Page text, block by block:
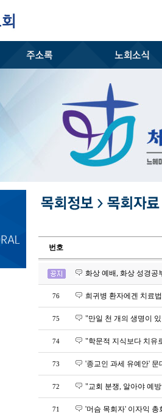
번호
화상 예배, 화상 성경공
76 희귀병 환자에겐 치료
75 "만일 천 개의 생명이 있
74 "학문적 지식보다 치유로
73 '종교인 과세 유예안' 문
72 "교회 분쟁, 알아야 예
71 '머슴 목회자' 이자익 총